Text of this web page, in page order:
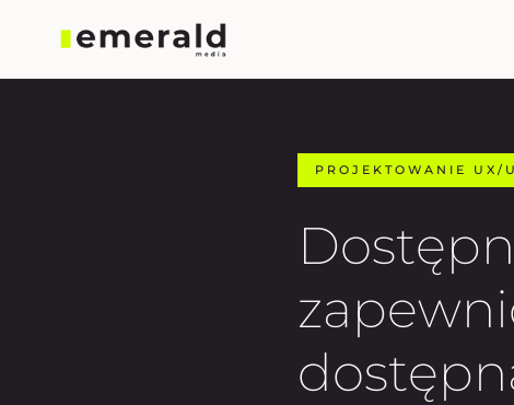
PROJEKTOWANIE UX/